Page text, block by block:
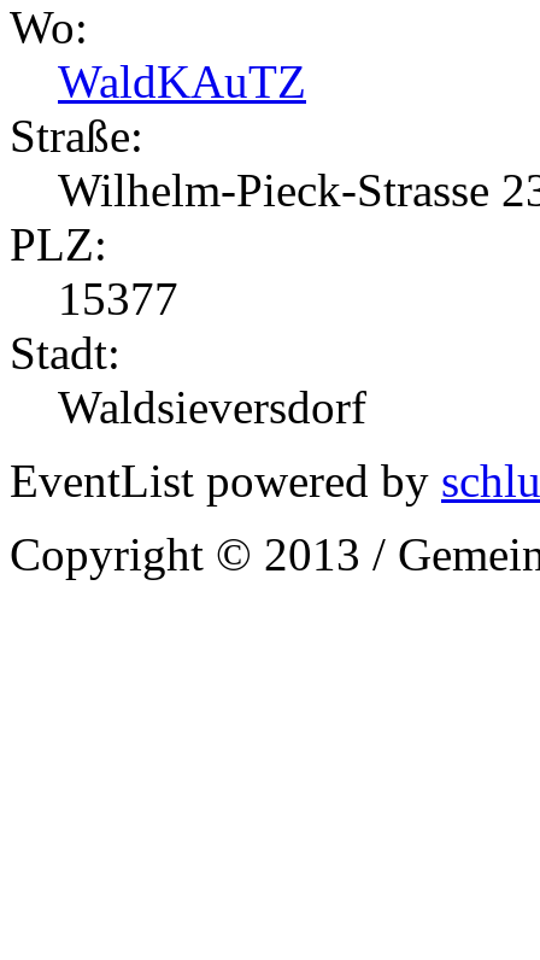
Wo:
WaldKAuTZ
Straße:
Wilhelm-Pieck-Strasse
PLZ:
15377
Stadt:
Waldsieversdorf
EventList powered by
Copyright © 2013 /